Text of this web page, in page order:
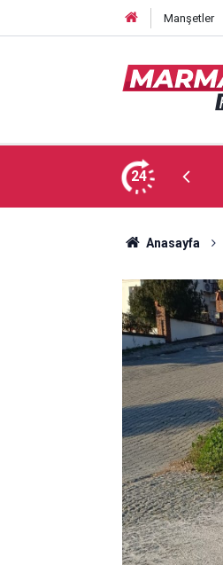
Manşetler
24
son yolculuğuna uğurlandı
Anasayfa